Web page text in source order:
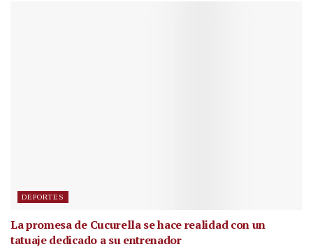
DEPORTES
La promesa de Cucurella se hace realidad con un
tatuaje dedicado a su entrenador